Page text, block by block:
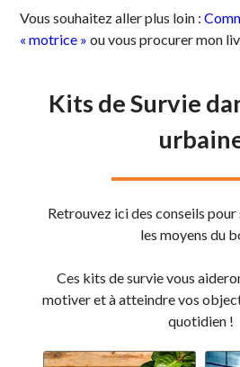
Vous souhaitez aller plus loin :
« motrice » ou vous procurer mon
Kits de Survie
Retrouvez ici des conseils
les moyens du
Ces kits de survie vous
motiver et à atteindre vos
quotidien !